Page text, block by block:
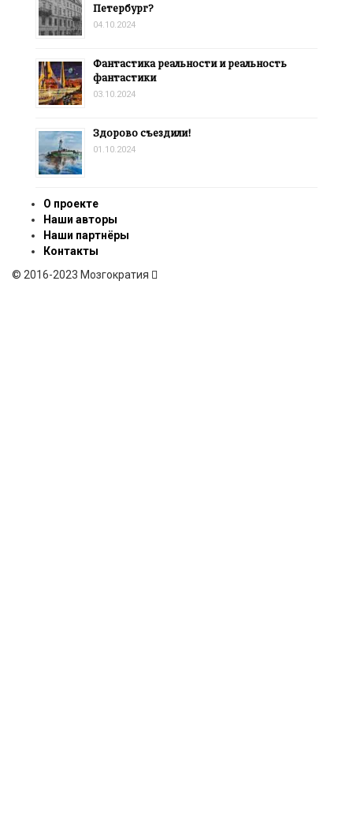
Петербург?
04.10.2024
Фантастика реальности и реальность
фантастики
03.10.2024
Здорово съездили!
01.10.2024
О проекте
Наши авторы
Наши партнёры
Контакты
© 2016-2023 Мозгократия